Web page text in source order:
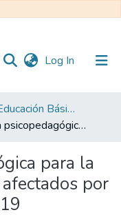
Log In (current)
Maestría en Educación Básica
Estrategia psicopedagógica para la atención a estudiantes afectados por la pandemia de Covid-19
para la
por